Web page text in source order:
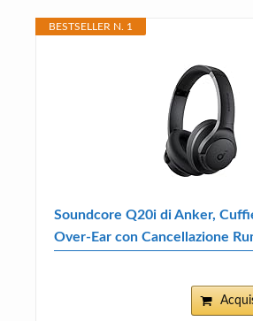
BESTSELLER N. 1
Soundcore Q20i di Anker,
Over-Ear con Cancellazione